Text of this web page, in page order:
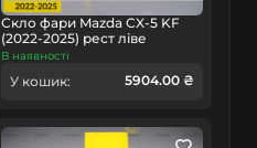
Скло фари Mazda CX-5 KF
(2022-2025) рест ліве
В наявності
У кошик: 5904.00 ₴